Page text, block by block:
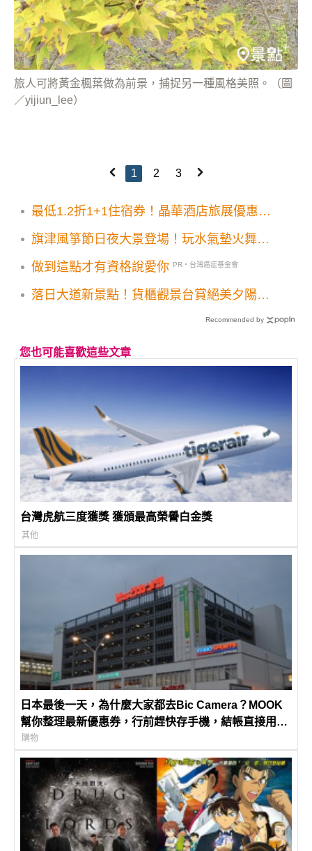
旅人可將黃金楓葉做為前景，捕捉另一種風格美照。（圖
／yijiun_lee）
1 2 3
最低1.2折1+1住宿券！晶華酒店旅展優惠專
旗津風箏節日夜大景登場！玩水氣墊火舞表
做到這點才有資格說愛你 PR・台灣癌症基金會
落日大道新景點！貨櫃觀景台賞絕美夕陽海
Recommended by
您也可能喜歡這些文章
台灣虎航三度獲獎 獲頒最高榮譽白金獎
其他
日本最後一天，為什麼大家都去Bic Camera？MOOK
幫你整理最新優惠券，行前趕快存手機，結帳直接用，
最高省10%
購物